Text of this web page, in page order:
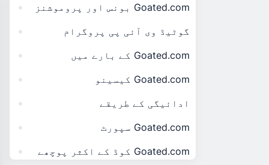
Goated.com بونس اور پروموشنز
گوٹیڈ وی آئی پی پروگرام
Goated.com کے بارے میں
Goated.com کیسینو
ادائیگی کے طریقے
Goated.com سپورٹ
Goated.com کوڈ کے اکثر پوچھے